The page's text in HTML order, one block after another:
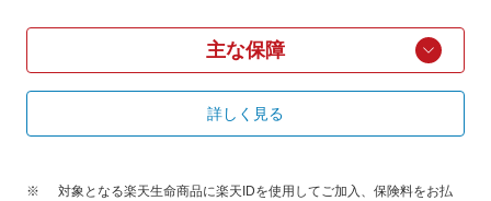
主な保障
詳しく見る
※
対象となる楽天生命商品に楽天IDを使用してご加入、保険料をお払